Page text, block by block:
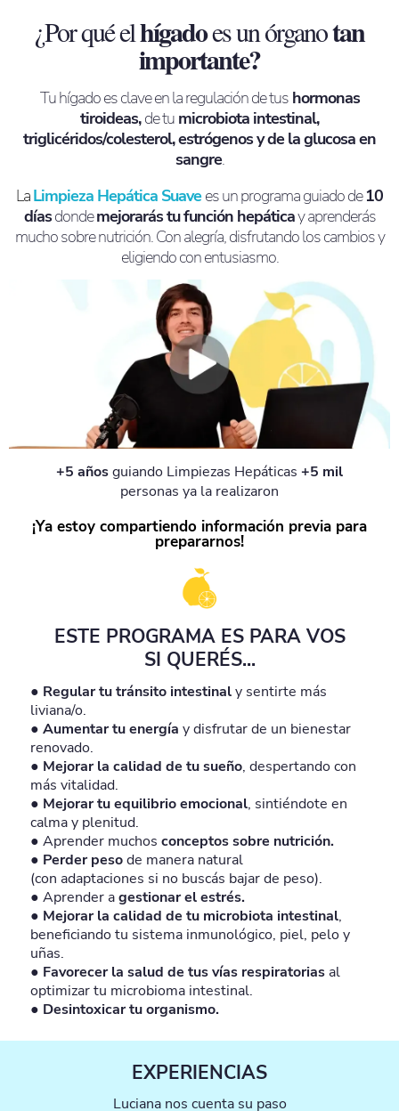
¿Por qué elhígadoes un órganotan
importante?
Tu hígado es clave en la regulación de tushormonas
tiroideas,de tu microbiota intestinal,
triglicéridos/colesterol, estrógenos y de la glucosa en
sangre.
LaLimpieza Hepática Suavees un programa guiado de10
díasdondemejorarás tu función hepáticay aprenderás
mucho sobre nutrición. Con alegría, disfrutando los cambios y
eligiendo con entusiasmo.
+5 añosguiando Limpiezas Hepáticas +5 mil
personas ya la realizaron
¡Ya estoy compartiendo información previa para
prepararnos!
ESTE PROGRAMA ES PARA VOS
SI QUERÉS...
● Regular tu tránsito intestinaly sentirte más
liviana/o.
● Aumentar tu energía y disfrutar de un bienestar
renovado.
● Mejorar la calidad de tu sueño, despertando con
más vitalidad.
● Mejorar tu equilibrio emocional, sintiéndote en
calma y plenitud.
● Aprender muchos conceptos sobre nutrición.
● Perder pesode manera natural
(con adaptaciones si no buscás bajar de peso).
● Aprender agestionar el estrés.
● Mejorar la calidad de tu microbiota intestinal,
beneficiando tu sistema inmunológico, piel, pelo y
uñas.
● Favorecer la salud de tus vías respiratoriasal
optimizar tu microbioma intestinal.
● Desintoxicar tu organismo.
EXPERIENCIAS
Luciana nos cuenta su paso